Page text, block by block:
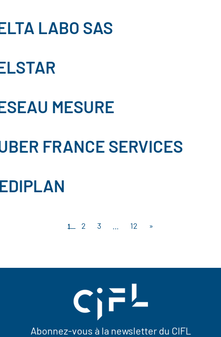
LABO SAS
MESURE
FRANCE SERVICES
1 2 3 … 12 »
Abonnez-vous à la newsletter du CIFL